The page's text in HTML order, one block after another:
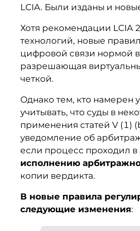
LCIA. Были изданы и
Хотя рекомендации
технологий, новые
цифровой связи нормой в
разрешающая
четкой.
Однако тем, кто намерен
учитывать, что суды в
применения статей V (1)
уведомление об
если процесс проходил
исполнению
копии вердикта.
В новые правила р
следующие изменения: